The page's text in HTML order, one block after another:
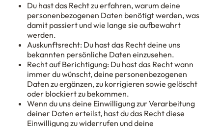
Du hast das Recht zu erfahren, warum deine
personenbezogenen Daten benötigt werden, was
damit passiert und wie lange sie aufbewahrt
werden.
Auskunftsrecht: Du hast das Recht deine uns
bekannten persönliche Daten einzusehen.
Recht auf Berichtigung: Du hast das Recht wann
immer du wünscht, deine personenbezogenen
Daten zu ergänzen, zu korrigieren sowie gelöscht
oder blockiert zu bekommen.
Wenn du uns deine Einwilligung zur Verarbeitung
deiner Daten erteilst, hast du das Recht diese
Einwilligung zu widerrufen und deine